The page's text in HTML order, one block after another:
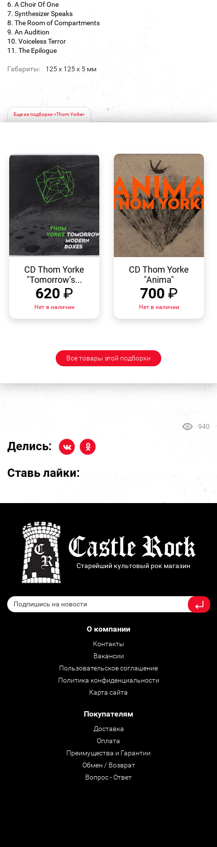
6. A Choir Of One
7. Synthesizer Speaks
8. The Room of Compartments
9. An Audition
10. Voiceless Terror
11. The Epilogue
Габариты: 125 х 125 х 5 мм
Еще из подборки «Thom Yorke»
ПРОСМОТР
CD Thom Yorke
"Tomorrow’s...
620 ₽
Нет в наличии
ПРОСМОТР
CD Thom Yorke
"Anima"
700 ₽
Нет в наличии
Все товары этой подборки
940
Делись:
Ставь лайки:
Старейший культовый рок магазин
О компании
Контакты
Вакансии
Пользовательское соглашение
Политика конфиденциальности
Карта сайта
Покупателям
Доставка
Оплата
Преимущества и Гарантии
Обмен / Возврат
Вопрос - Ответ